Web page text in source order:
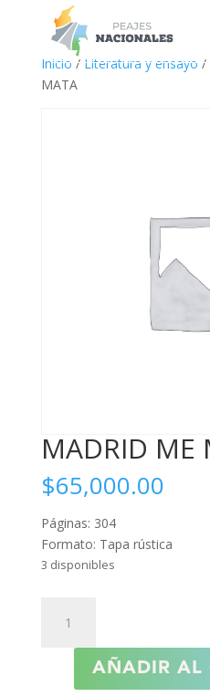
Inicio / Literatura y ensayo /
MATA
MADRID ME
$65,000.00
Páginas: 304
Formato: Tapa rústica
3 disponibles
MATA
AÑADIR AL